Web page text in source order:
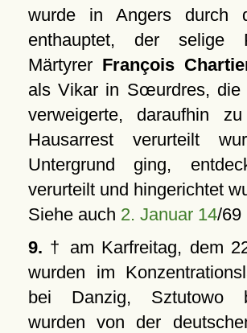
wurde in Angers durch
enthauptet, der selige
Märtyrer François
als Vikar in Sœurdres, die
verweigerte, daraufhin
Hausarrest verurteilt
Untergrund ging,
verurteilt und hingerichtet
Siehe auch 2. Januar 14/69
9. † am Karfreitag, dem
wurden im
bei Danzig, Sztutowo
wurden von der